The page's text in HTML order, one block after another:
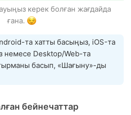
керек болған жағдайда
ғана.
та хатты басыңыз, iOS-та
немесе Desktop/Web-та
басып, «Шағыну»-ды
бейнечаттар